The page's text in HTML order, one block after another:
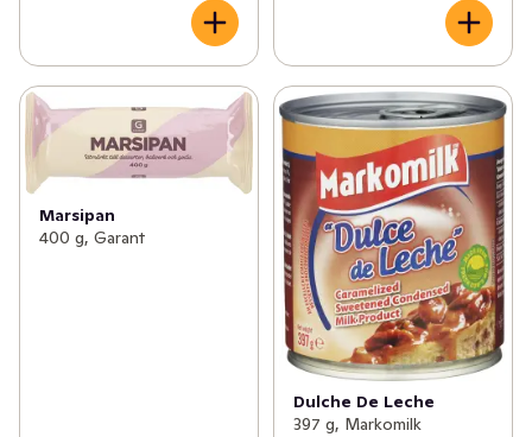
Marsipan
400 g, Garant
Dulche De Leche
397 g, Markomilk